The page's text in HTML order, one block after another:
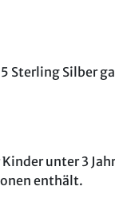
Sterling Silber
unter 3
enthält.